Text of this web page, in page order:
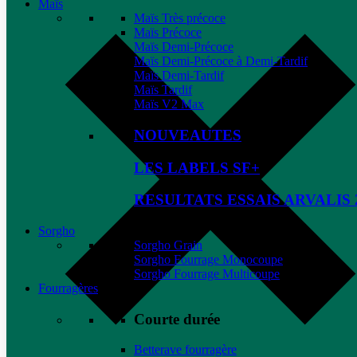
Maïs
Maïs Très précoce
Maïs Précoce
Maïs Demi-Précoce
Maïs Demi-Précoce à Demi-Tardif
Maïs Demi-Tardif
Maïs Tardif
Maïs V2 Max
NOUVEAUTES
LES LABELS SF+
RESULTATS ESSAIS ARVALIS
Sorgho
Sorgho Grain
Sorgho Fourrage Monocoupe
Sorgho Fourrage Multicoupe
Fourragères
Courte durée
Betterave fourragère